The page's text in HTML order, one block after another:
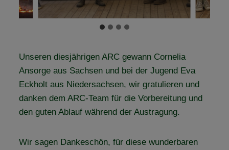
Unseren diesjährigen ARC gewann Cornelia
Ansorge aus Sachsen und bei der Jugend Eva
Eckholt aus Niedersachsen, wir gratulieren und
danken dem ARC-Team für die Vorbereitung und
den guten Ablauf während der Austragung.
Wir sagen Dankeschön, für diese wunderbaren